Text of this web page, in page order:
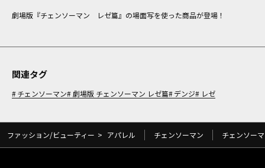
劇場版『チェンソーマン レゼ篇』の場面写を使った商品が登場！
関連タグ
チェンソーマン 劇場版 チェンソーマン レゼ篇 デンジ レゼ
ファッション/ビューティー > アパレル チェンソーマン チェンソー